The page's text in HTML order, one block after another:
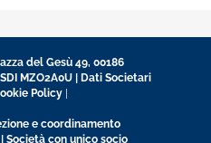
del Gesù 49, 00186
MZO2A0U |
Dati Societari
Policy
e coordinamento
Società con unico socio